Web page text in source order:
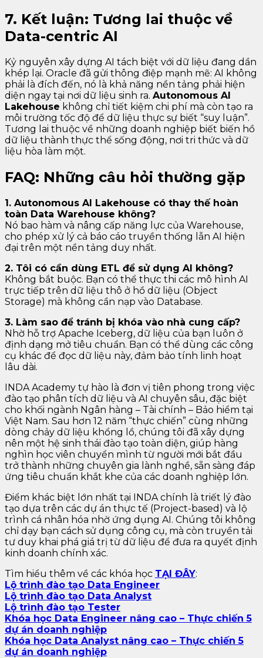
7. Kết luận: Tương lai thuộc về
Data-centric AI
Kỷ nguyên xây dựng AI tách biệt với dữ liệu đang dần
khép lại. Oracle đã gửi thông điệp mạnh mẽ: AI không
phải là đích đến, nó là khả năng nền tảng phải hiện
diện ngay tại nơi dữ liệu sinh ra. Autonomous AI
Lakehouse không chỉ tiết kiệm chi phí mà còn tạo ra
môi trường tốc độ để dữ liệu thực sự biết “suy luận”.
Tương lai thuộc về những doanh nghiệp biết biến hồ
dữ liệu thành thực thể sống động, nơi tri thức và dữ
liệu hòa làm một.
FAQ: Những câu hỏi thường gặp
1. Autonomous AI Lakehouse có thay thế hoàn
toàn Data Warehouse không?
Nó bao hàm và nâng cấp năng lực của Warehouse,
cho phép xử lý cả báo cáo truyền thống lẫn AI hiện
đại trên một nền tảng duy nhất.
2. Tôi có cần dùng ETL để sử dụng AI không?
Không bắt buộc. Bạn có thể thực thi các mô hình AI
trực tiếp trên dữ liệu thô ở hồ dữ liệu (Object
Storage) mà không cần nạp vào Database.
3. Làm sao để tránh bị khóa vào nhà cung cấp?
Nhờ hỗ trợ Apache Iceberg, dữ liệu của bạn luôn ở
định dạng mở tiêu chuẩn. Bạn có thể dùng các công
cụ khác để đọc dữ liệu này, đảm bảo tính linh hoạt
lâu dài.
INDA Academy tự hào là đơn vị tiên phong trong việc
đào tạo phân tích dữ liệu và AI chuyên sâu, đặc biệt
cho khối ngành Ngân hàng – Tài chính – Bảo hiểm tại
Việt Nam. Sau hơn 12 năm “thực chiến” cùng những
dòng chảy dữ liệu khổng lồ, chúng tôi đã xây dựng
nên một hệ sinh thái đào tạo toàn diện, giúp hàng
nghìn học viên chuyển mình từ người mới bắt đầu
trở thành những chuyên gia lành nghề, sẵn sàng đáp
ứng tiêu chuẩn khắt khe của các doanh nghiệp lớn.
Điểm khác biệt lớn nhất tại INDA chính là triết lý đào
tạo dựa trên các dự án thực tế (Project-based) và lộ
trình cá nhân hóa nhờ ứng dụng AI. Chúng tôi không
chỉ dạy bạn cách sử dụng công cụ, mà còn truyền tải
tư duy khai phá giá trị từ dữ liệu để đưa ra quyết định
kinh doanh chính xác.
Tìm hiểu thêm về các khóa học TẠI ĐÂY:
Lộ trình đào tạo Data Engineer
Lộ trình đào tạo Data Analyst
Lộ trình đào tạo Tester
Khóa học Data Engineer nâng cao – Thực chiến 5
dự án doanh nghiệp
Khóa học Data Analyst nâng cao – Thực chiến 5
dự án doanh nghiệp